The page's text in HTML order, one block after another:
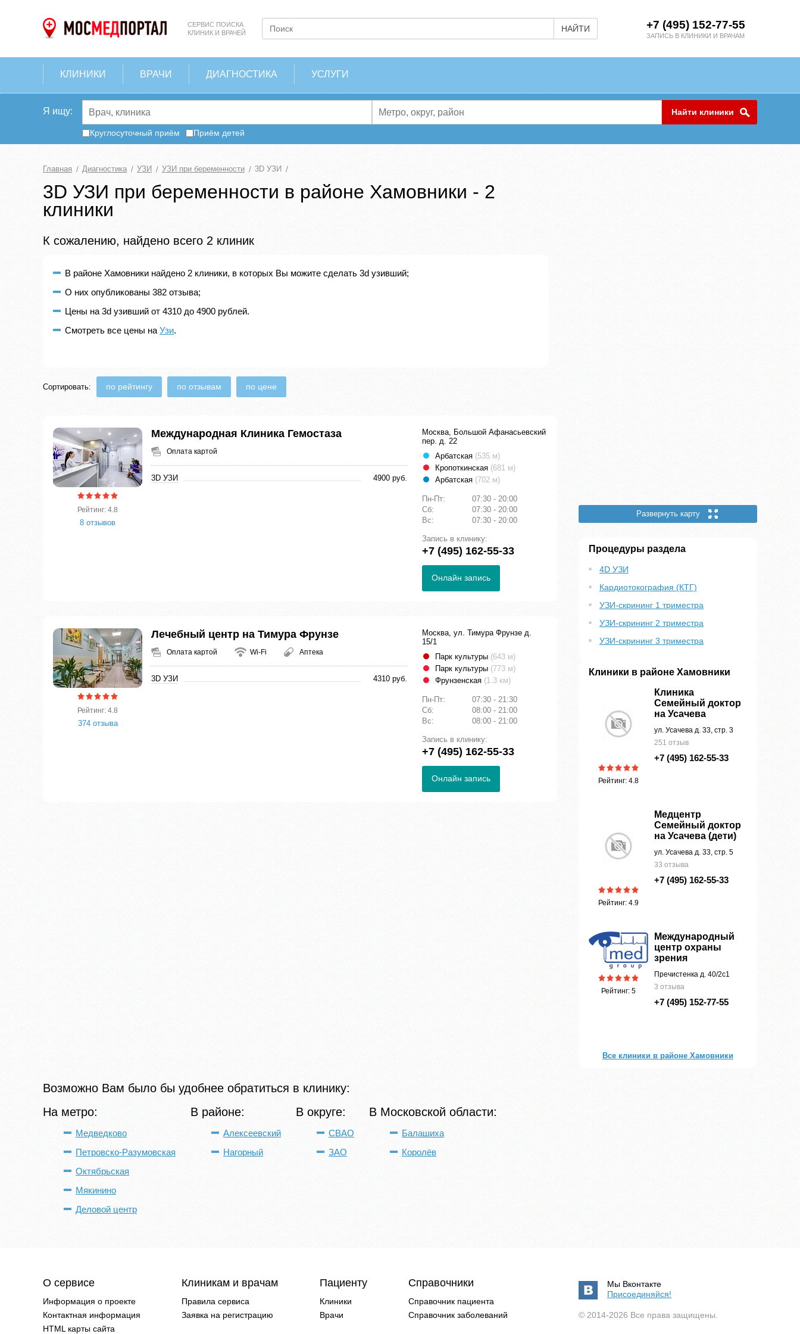
СЕРВИС ПОИСКА
КЛИНИК И ВРАЧЕЙ
НАЙТИ +7 (495) 152-77-55
ЗАПИСЬ В КЛИНИКИ И ВРАЧАМ
КЛИНИКИ ВРАЧИ ДИАГНОСТИКА УСЛУГИ
Я ищу: Найти клиники
Круглосуточный приём Приём детей
Главная Диагностика УЗИ УЗИ при беременности 3D УЗИ
3D УЗИ при беременности в районе Хамовники - 2
клиники
К сожалению, найдено всего 2 клиник
В районе Хамовники найдено 2 клиники, в которых Вы можите сделать 3d узивший;
О них опубликованы 382 отзыва;
Цены на 3d узивший от 4310 до 4900 рублей.
Смотреть все цены на Узи.
Сортировать: по рейтингу по отзывам по цене
Рейтинг: 4.8
8 отзывов
Международная Клиника Гемостаза
Оплата картой
3D УЗИ 4900 руб.
Москва, Большой Афанасьевский
пер. д. 22
Арбатская (535 м)
Кропоткинская (681 м)
Арбатская (702 м)
Пн-Пт:
07:30 - 20:00
Сб:
07:30 - 20:00
Вс:
07:30 - 20:00
Запись в клинику:
+7 (495) 162-55-33
Онлайн запись
Рейтинг: 4.8
374 отзыва
Лечебный центр на Тимура Фрунзе
Оплата картой Wi-Fi Аптека
3D УЗИ 4310 руб.
Москва, ул. Тимура Фрунзе д.
15/1
Парк культуры (643 м)
Парк культуры (773 м)
Фрунзенская (1.3 км)
Пн-Пт:
07:30 - 21:30
Сб:
08:00 - 21:00
Вс:
08:00 - 21:00
Запись в клинику:
+7 (495) 162-55-33
Онлайн запись
Развернуть карту
Процедуры раздела
4D УЗИ
Кардиотокография (КТГ)
УЗИ-скрининг 1 триместра
УЗИ-скрининг 2 триместра
УЗИ-скрининг 3 триместра
Клиники в районе Хамовники
Рейтинг: 4.8
Клиника
Семейный доктор
на Усачева
ул. Усачева д. 33, стр. 3
251 отзыв
+7 (495) 162-55-33
Рейтинг: 4.9
Медцентр
Семейный доктор
на Усачева (дети)
ул. Усачева д. 33, стр. 5
33 отзыва
+7 (495) 162-55-33
Рейтинг: 5
Международный
центр охраны
зрения
Пречистенка д. 40/2с1
3 отзыва
+7 (495) 152-77-55
Все клиники в районе Хамовники
Возможно Вам было бы удобнее обратиться в клинику:
На метро:
Медведково
Петровско-Разумовская
Октябрьская
Мякинино
Деловой центр
В районе:
Алексеевский
Нагорный
В округе:
СВАО
ЗАО
В Московской области:
Балашиха
Королёв
О сервисе
Информация о проекте
Контактная информация
HTML карты сайта
Клиникам и врачам
Правила сервиса
Заявка на регистрацию
Пациенту
Клиники
Врачи
Справочники
Справочник пациента
Справочник заболеваний
Мы Вконтакте
Присоединяйся!
© 2014-2026 Все права защищены.